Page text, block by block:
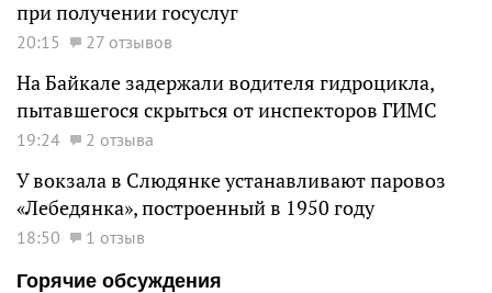
при получении госуслуг
20:15 27 отзывов
На Байкале задержали водителя гидроцикла,
пытавшегося скрыться от инспекторов ГИМС
19:24 2 отзыва
У вокзала в Слюдянке устанавливают паровоз
«Лебедянка», построенный в 1950 году
18:50
1 отзыв
Горячие обсуждения